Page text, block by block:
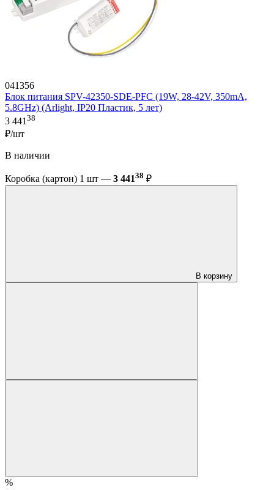
041356
Блок питания SPV-42350-SDE-PFC (19W, 28-42V, 350mA,
5.8GHz) (Arlight, IP20 Пластик, 5 лет)
3 441 38
₽/шт
В наличии
Коробка (картон) 1 шт — 3 44138 ₽
В корзину
%